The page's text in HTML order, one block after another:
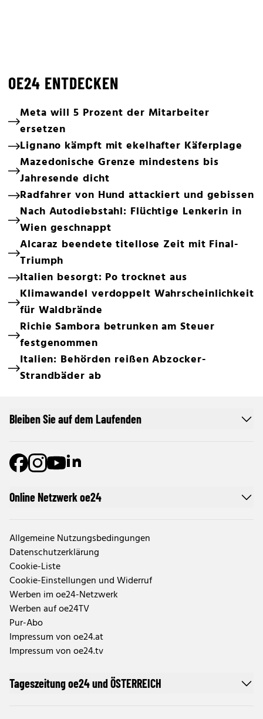
OE24 ENTDECKEN
Meta will 5 Prozent der Mitarbeiter
ersetzen
Lignano kämpft mit ekelhafter Käferplage
Mazedonische Grenze mindestens bis
Jahresende dicht
Radfahrer von Hund attackiert und gebissen
Nach Autodiebstahl: Flüchtige Lenkerin in
Wien geschnappt
Alcaraz beendete titellose Zeit mit Final-
Triumph
Italien besorgt: Po trocknet aus
Klimawandel verdoppelt Wahrscheinlichkeit
für Waldbrände
Richie Sambora betrunken am Steuer
festgenommen
Italien: Behörden reißen Abzocker-
Strandbäder ab
Online Netzwerk oe24
Allgemeine Nutzungsbedingungen
Datenschutzerklärung
Cookie-Liste
Cookie-Einstellungen und Widerruf
Werben im oe24-Netzwerk
Werben auf oe24TV
Pur-Abo
Impressum von oe24.at
Impressum von oe24.tv
Tageszeitung oe24 und ÖSTERREICH
Bleiben Sie auf dem Laufenden